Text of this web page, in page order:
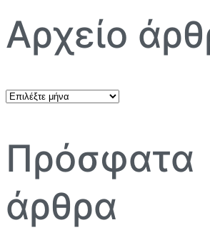
Αρχείο
Αρχείο
Πρόσφατα
άρθρα